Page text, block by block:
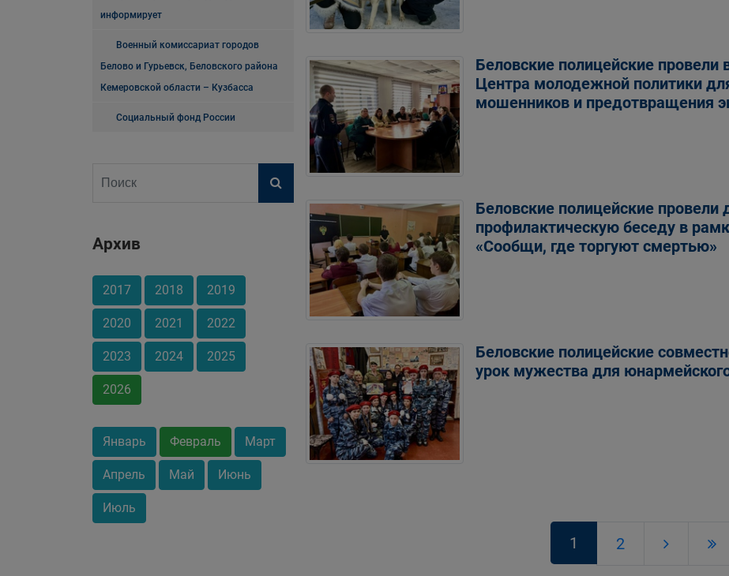
информирует
Военный комиссариат городов
Белово и Гурьевск, Беловского района
Кемеровской области – Кузбасса
Социальный фонд России
Архив
2017 2018 2019
2020 2021 2022
2023 2024 2025
2026
Январь Февраль Март
Апрель Май Июнь
Июль
Беловские полицейские провели
Центра молодежной политики
мошенников и предотвращения
Беловские полицейские провели
профилактическую беседу в
«Сообщи, где торгуют смертью»
Беловские полицейские
урок мужества для
1 2